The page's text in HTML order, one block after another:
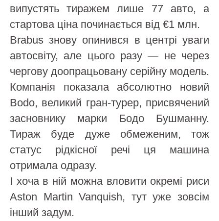
випустять тиражем лише 77 авто, а
стартова ціна починається від €1 млн.
Brabus знову опинився в центрі уваги
автосвіту, але цього разу — не через
чергову доопрацьовану серійну модель.
Компанія показала абсолютно новий
Bodo, великий гран-турер, присвячений
засновнику марки Бодо Бушманну.
Тираж буде дуже обмеженим, тож
статус рідкісної речі ця машина
отримала одразу.
І хоча в ній можна вловити окремі риси
Aston Martin Vanquish, тут уже зовсім
інший задум.